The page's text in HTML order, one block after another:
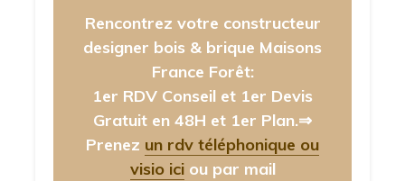
Rencontrez votre constructeur
designer bois & brique Maisons
France Forêt:
1er RDV Conseil et 1er Devis
Gratuit en 48H et 1er Plan.⇒
Prenez un rdv téléphonique ou
visio iciou par mail